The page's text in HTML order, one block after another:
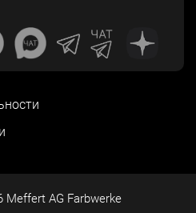
Meffert AG Farbwerke